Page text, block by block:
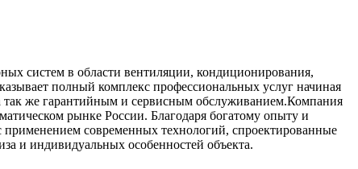
систем в области вентиляции, кондиционирования,
полный комплекс профессиональных услуг начиная
так же гарантийным и сервисным обслуживанием.Компания
рынке России. Благодаря богатому опыту и
современных технологий, спроектированные
и индивидуальных особенностей объекта.